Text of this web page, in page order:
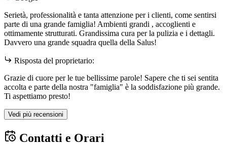
Serietà, professionalità e tanta attenzione per i clienti, come sentirsi
parte di una grande famiglia! Ambienti grandi , accoglienti e
ottimamente strutturati. Grandissima cura per la pulizia e i dettagli.
Davvero una grande squadra quella della Salus!
Risposta del proprietario:
Grazie di cuore per le tue bellissime parole! Sapere che ti sei sentita
accolta e parte della nostra "famiglia" è la soddisfazione più grande.
Ti aspettiamo presto!
Vedi più recensioni
Contatti e Orari